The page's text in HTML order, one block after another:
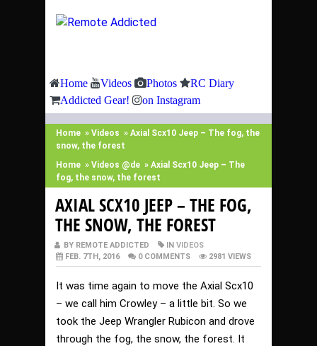
Home Videos Photos
RC Diary
Addicted Gear!
on Instagram
Home » Videos » Axial Scx10 Jeep – The fog, the
snow, the forest
Home » Videos @de » Axial Scx10 Jeep – The
fog, the snow, the forest
AXIAL SCX10 JEEP – THE FOG,
THE SNOW, THE FOREST
BY REMOTE ADDICTED IN VIDEOS
FEB. 7TH, 2016
0 COMMENTS 2981 VIEWS
It was time again to move the Axial Scx10
– we call him Crowley – a little bit. So we
took the Jeep Wrangler Rubicon and drove
through the fog, the snow, the forest. It